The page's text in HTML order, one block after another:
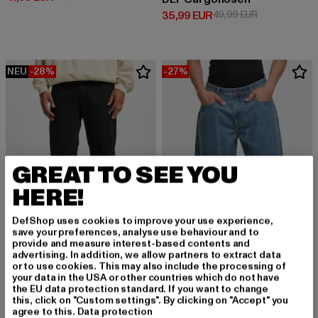
35,99 EUR
Derzeitiger Preis: 35,99 EUR
49,99 EURAktionspreis:
NEU -28%
DEF
Matteo
35,99 EUR
Derzeitiger Preis: 35,99 EUR
49,99 EURAktionspreis: 49,99 EUR
-27%
DEF
DEF SKATER Shorts
GREAT TO SEE YOU
HERE!
DefShop uses cookies to improve your use experience,
save your preferences, analyse use behaviour and to
provide and measure interest-based contents and
advertising. In addition, we allow partners to extract data
or to use cookies. This may also include the processing of
your data in the USA or other countries which do not have
the EU data protection standard. If you want to change
this, click on "Custom settings". By clicking on "Accept" you
agree to this. Data protection